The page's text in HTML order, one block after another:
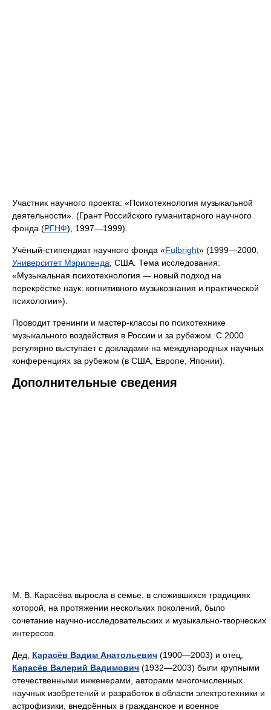
Участник научного проекта: «Психотехнология музыкальной
деятельности». (Грант Российского гуманитарного научного
фонда (РГНФ), 1997—1999).
Учёный-стипендиат научного фонда «Fulbright» (1999—2000,
Университет Мэриленда, США. Тема исследования:
«Музыкальная психотехнология — новый подход на
перекрёстке наук: когнитивного музыкознания и практической
психологии»).
Проводит тренинги и мастер-классы по психотехнике
музыкального воздействия в России и за рубежом. С 2000
регулярно выступает с докладами на международных научных
конференциях за рубежом (в США, Европе, Японии).
Дополнительные сведения
М. В. Карасёва выросла в семье, в сложившихся традициях
которой, на протяжении нескольких поколений, было
сочетание научно-исследовательских и музыкально-творческих
интересов.
Дед, Карасёв Вадим Анатольевич (1900—2003) и отец,
Карасёв Валерий Вадимович (1932—2003) были крупными
отечественными инженерами, авторами многочисленных
научных изобретений и разработок в области электротехники и
астрофизики, внедрённых в гражданское и военное